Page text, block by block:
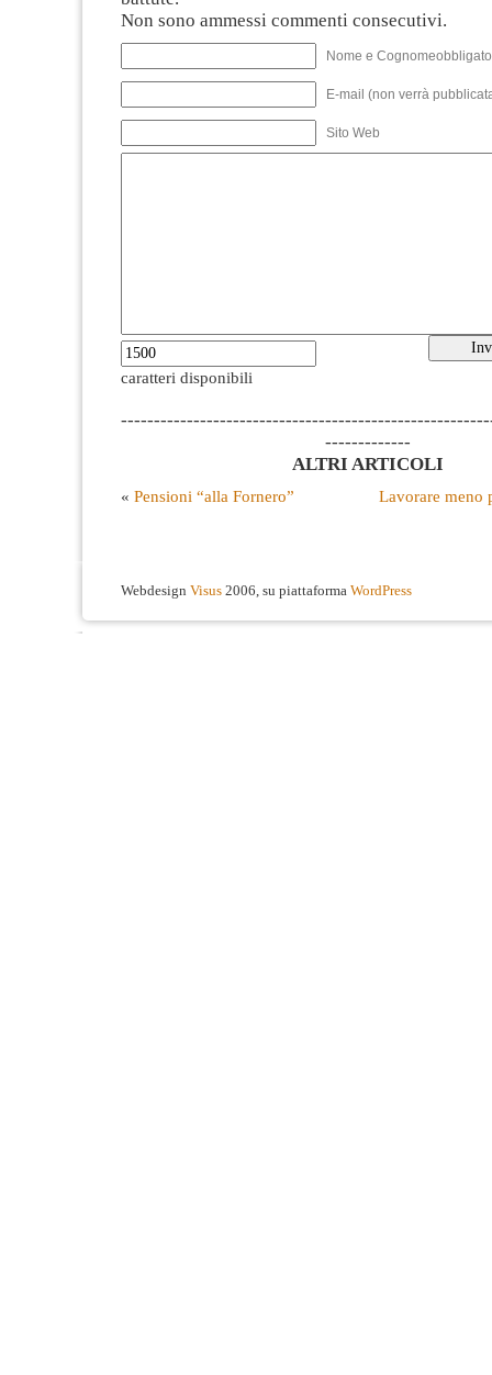
Non sono ammessi commenti consecutivi.
Nome e
E-mail (non verrà
Sito Web
caratteri disponibili
-------------
ALTRI ARTICOLI
« Pensioni “alla Fornero” Lavorare meno
Webdesign Visus 2006, su piattaforma WordPress